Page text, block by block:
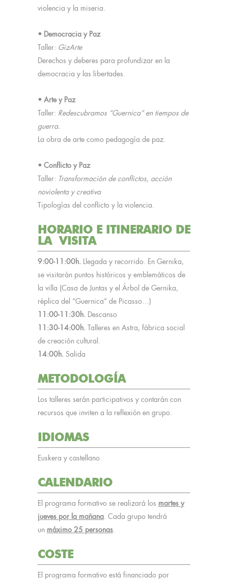
violencia y la miseria.
• Democracia y Paz
Taller: GizArte
Derechos y deberes para profundizar en la
democracia y las libertades.
• Arte y Paz
Taller: Redescubramos “Guernica” en tiempos de
guerra.
La obra de arte como pedagogía de paz.
• Conflicto y Paz
Taller: Transformación de conflictos, acción
noviolenta y creativa
Tipologías del conflicto y la violencia.
HORARIO E ITINERARIO DE
LA VISITA
9:00-11:00h. Llegada y recorrido. En Gernika,
se visitarán puntos históricos y emblemáticos de
la villa (Casa de Juntas y el Árbol de Gernika,
réplica del “Guernica” de Picasso…)
11:00-11:30h. Descanso
11:30-14:00h. Talleres en Astra, fábrica social
de creación cultural.
14:00h. Salida
METODOLOGÍA
Los talleres serán participativos y contarán con
recursos que inviten a la reflexión en grupo.
IDIOMAS
Euskera y castellano.
CALENDARIO
El programa formativo se realizará los martes y
jueves por la mañana. Cada grupo tendrá
un máximo 25 personas.
COSTE
El programa formativo está financiado por